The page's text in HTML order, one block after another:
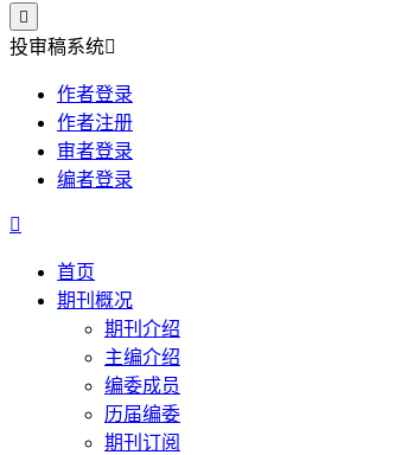

投审稿系统
作者登录
作者注册
审者登录
编者登录

首页
期刊概况
期刊介绍
主编介绍
编委成员
历届编委
期刊订阅